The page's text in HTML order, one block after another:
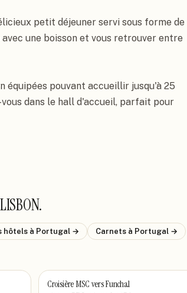
petit déjeuner servi sous forme de
une boisson et vous retrouver entre
équipées pouvant accueillir jusqu'à 25
dans le hall d'accueil, parfait pour
.
hôtels à Portugal → Carnets à Portugal →
Croisière MSC vers Funchal